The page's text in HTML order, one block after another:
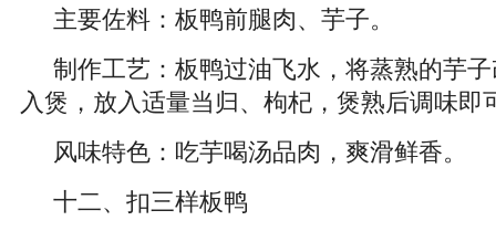
主要佐料：板鸭前腿肉、芋子。
制作工艺：板鸭过油飞水，将蒸熟的芋
入煲，放入适量当归、枸杞，煲熟后调味即
风味特色：吃芋喝汤品肉，爽滑鲜香。
十二、扣三样板鸭